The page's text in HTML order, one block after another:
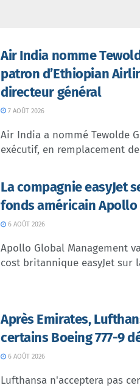
Air India nomme
patron d’Ethiopian
directeur général
7 AOÛT 2026
Air India a nommé Tewolde
exécutif, en remplacement
La compagnie easyJet
fonds américain Apollo
6 AOÛT 2026
Apollo Global Management
cost britannique easyJet sur
Après Emirates,
certains Boeing 777-9
6 AOÛT 2026
Lufthansa n'acceptera pas